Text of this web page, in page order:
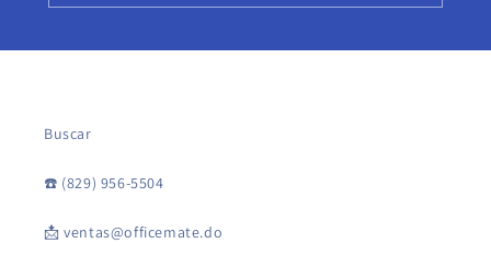
Buscar
☎️ (829) 956-5504
📩 ventas@officemate.do